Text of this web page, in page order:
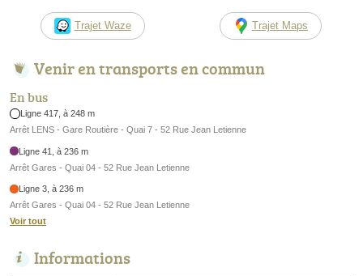
Trajet Waze Trajet Maps
Venir en transports en commun
En bus
Ligne 417, à 248 m
Arrêt LENS - Gare Routière - Quai 7 - 52 Rue Jean Letienne
Ligne 41, à 236 m
Arrêt Gares - Quai 04 - 52 Rue Jean Letienne
Ligne 3, à 236 m
Arrêt Gares - Quai 04 - 52 Rue Jean Letienne
Voir tout
Informations